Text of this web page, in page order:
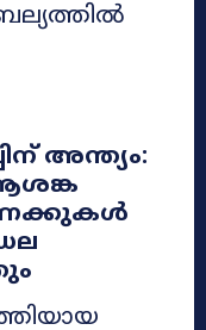
അന്ത്യം:
കണക്കുകൾ